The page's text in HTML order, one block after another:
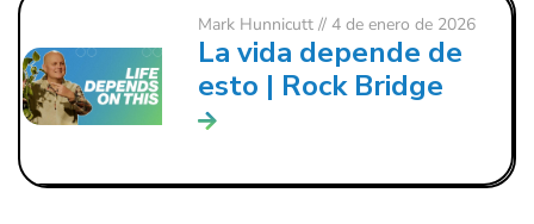
Mark Hunnicutt// 4 de enero de 2026
La vida depende de
esto | Rock Bridge